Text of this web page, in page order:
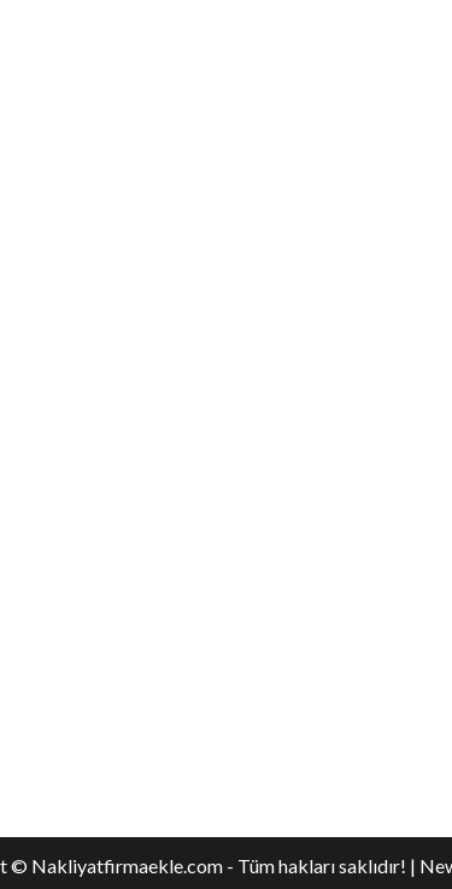
© Nakliyatfirmaekle.com - Tüm hakları saklıdır! |